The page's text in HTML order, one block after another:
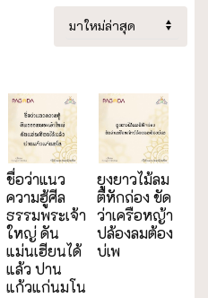
ชื่อว่าแนว
ความฮู้ศีล
ธรรมพระเจ้า
ใหญ่ ดัน
แม่นเฮียนได้
แล้ว ปาน
แก้วแก่นมโน
ยูงยาวไม้ลม
ตีหักถ่อง ขัด
ว่าเครือหญ้า
ปล้องลมต้อง
บ่เพ